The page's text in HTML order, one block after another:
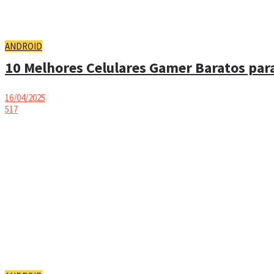
ANDROID
10 Melhores Celulares Gamer Baratos
16/04/2025
517